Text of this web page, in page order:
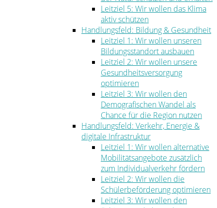
Leitziel 5: Wir wollen das Klima
aktiv schützen
Handlungsfeld: Bildung & Gesundheit
Leitziel 1: Wir wollen unseren
Bildungsstandort ausbauen
Leitziel 2: Wir wollen unsere
Gesundheitsversorgung
optimieren
Leitziel 3: Wir wollen den
Demografischen Wandel als
Chance für die Region nutzen
Handlungsfeld: Verkehr, Energie &
digitale Infrastruktur
Leitziel 1: Wir wollen alternative
Mobilitätsangebote zusätzlich
zum Individualverkehr fördern
Leitziel 2: Wir wollen die
Schülerbeförderung optimieren
Leitziel 3: Wir wollen den